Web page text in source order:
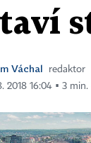
Váchal
redaktor
2018 16:04 ▪ 3